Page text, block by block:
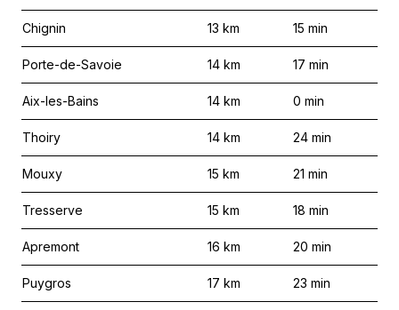
Chignin 13 km 15 min
Porte-de-Savoie 14 km 17 min
Aix-les-Bains 14 km 0 min
Thoiry 14 km 24 min
Mouxy 15 km 21 min
Tresserve 15 km 18 min
Apremont 16 km 20 min
Puygros 17 km 23 min